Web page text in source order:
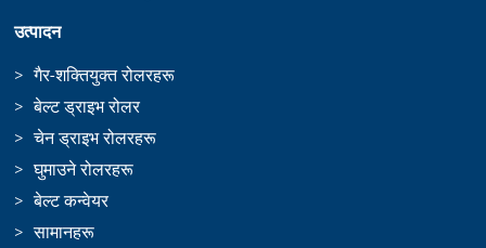
उत्पादन
गैर-शक्तियुक्त रोलरहरू
बेल्ट ड्राइभ रोलर
चेन ड्राइभ रोलरहरू
घुमाउने रोलरहरू
बेल्ट कन्वेयर
सामानहरू